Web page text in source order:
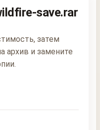
save.rar
затем
архив и замените